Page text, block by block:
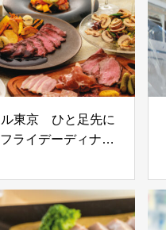
ル東京 ひと足先に
ライデーディナー